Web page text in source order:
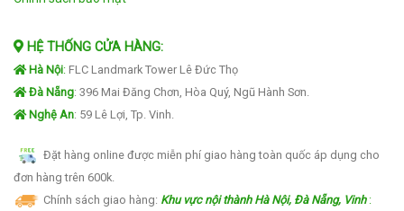
HỆ THỐNG CỬA HÀNG:
Hà Nội: FLC Landmark Tower Lê Đức Thọ
Đà Nẵng: 396 Mai Đăng Chơn, Hòa Quý, Ngũ Hành Sơn.
Nghệ An: 59 Lê Lợi, Tp. Vinh.
Đặt hàng online được miễn phí giao hàng toàn quốc áp dụng cho
đơn hàng trên 600k.
Chính sách giao hàng: Khu vực nội thành Hà Nội, Đà Nẵng, Vinh: